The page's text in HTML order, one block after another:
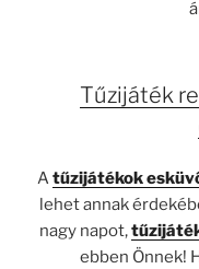
Tűzijáték
Atűzijátékok
lehet annak
nagy napot,
ebben Önnek!